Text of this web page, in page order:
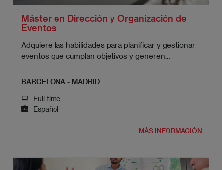
Máster en Dirección y Organización de
Eventos
Adquiere las habilidades para planificar y gestionar
eventos que cumplan objetivos y generen
BARCELONA - MADRID
Full time
Español
MÁS INFORMACIÓN